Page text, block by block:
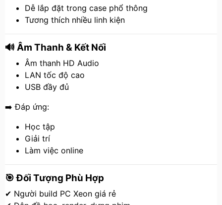
Dễ lắp đặt trong case phổ thông
Tương thích nhiều linh kiện
🔊 Âm Thanh & Kết Nối
Âm thanh HD Audio
LAN tốc độ cao
USB đầy đủ
➡️ Đáp ứng:
Học tập
Giải trí
Làm việc online
🎯 Đối Tượng Phù Hợp
✔ Người build PC Xeon giá rẻ